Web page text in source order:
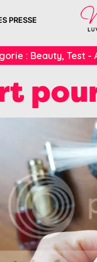
PRESSE
: Beauty, Test -